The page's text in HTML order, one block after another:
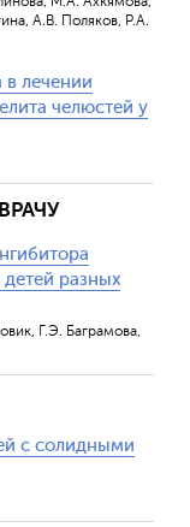
А.В. Поляков, Р.А.
лечении
челюстей у
разных
Г.Э. Баграмова,
с солидными